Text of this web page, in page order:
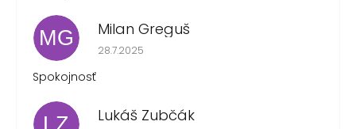
MG Milan Greguš
Hodnotenie obchodu je 5 z 5 hviezdičiek.
28.7.2025
Spokojnosť
Lukáš Zubčák